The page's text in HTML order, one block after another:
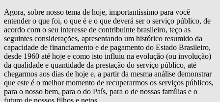
Agora, sobre nosso tema de hoje, importantíssimo para você
entender o que foi, o que é e o que deverá ser o serviço público, de
acordo com o seu interesse de contribuinte brasileiro, teço as
seguintes considerações, apresentando um histórico resumido da
capacidade de financiamento e de pagamento do Estado Brasileiro,
desde 1960 até hoje e como isto influiu na evolução (ou involução)
da qualidade e quantidade da prestação do serviço público, até
chegarmos aos dias de hoje e, a partir da mesma análise demonstrar
que este é o melhor momento de recuperarmos os serviços públicos,
para o nosso bem, para o do País, para o de nossas famílias e o
futuro de nossos filhos e netos.